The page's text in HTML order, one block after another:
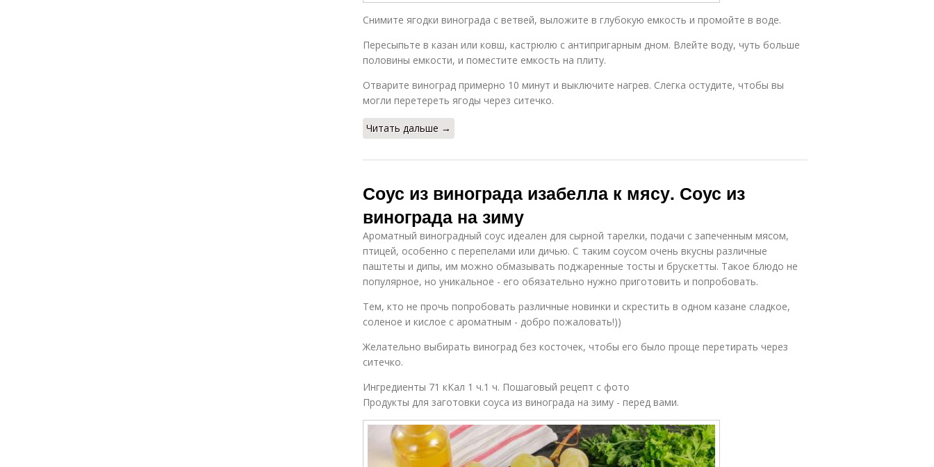
Снимите ягодки винограда с ветвей, выложите в глубокую емкость и промойте в воде.
Пересыпьте в казан или ковш, кастрюлю с антипригарным дном. Влейте воду, чуть больше
половины емкости, и поместите емкость на плиту.
Отварите виноград примерно 10 минут и выключите нагрев. Слегка остудите, чтобы вы
могли перетереть ягоды через ситечко.
Читать дальше →
Соус из винограда изабелла к мясу. Соус из
винограда на зиму
Ароматный виноградный соус идеален для сырной тарелки, подачи с запеченным мясом,
птицей, особенно с перепелами или дичью. С таким соусом очень вкусны различные
паштеты и дипы, им можно обмазывать поджаренные тосты и брускетты. Такое блюдо не
популярное, но уникальное - его обязательно нужно приготовить и попробовать.
Тем, кто не прочь попробовать различные новинки и скрестить в одном казане сладкое,
соленое и кислое с ароматным - добро пожаловать!))
Желательно выбирать виноград без косточек, чтобы его было проще перетирать через
ситечко.
Ингредиенты 71 кКал 1 ч.1 ч. Пошаговый рецепт с фото
Продукты для заготовки соуса из винограда на зиму - перед вами.